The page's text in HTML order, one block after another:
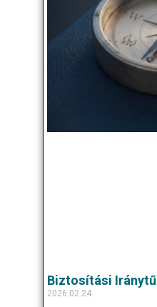
Biztosítási Iránytű
2026.02.24.